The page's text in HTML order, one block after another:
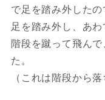
で足を踏み外したの
足を踏み外し、あ
階段を蹴って飛ん
た。
（これは階段から